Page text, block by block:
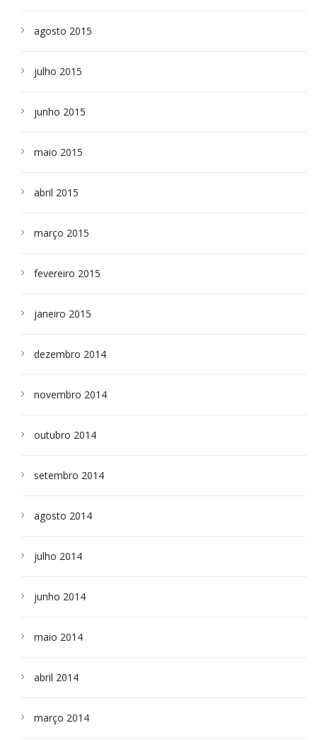
agosto 2015
julho 2015
junho 2015
maio 2015
abril 2015
março 2015
fevereiro 2015
janeiro 2015
dezembro 2014
novembro 2014
outubro 2014
setembro 2014
agosto 2014
julho 2014
junho 2014
maio 2014
abril 2014
março 2014